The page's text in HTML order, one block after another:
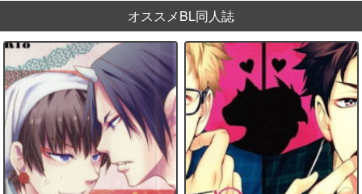
オススメBL同人誌